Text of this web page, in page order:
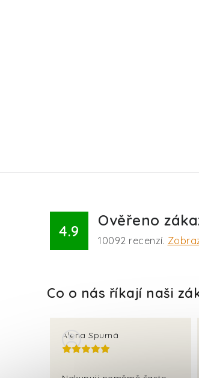
4.9
Ověřeno
10092 recenzí.
Alena Spurná